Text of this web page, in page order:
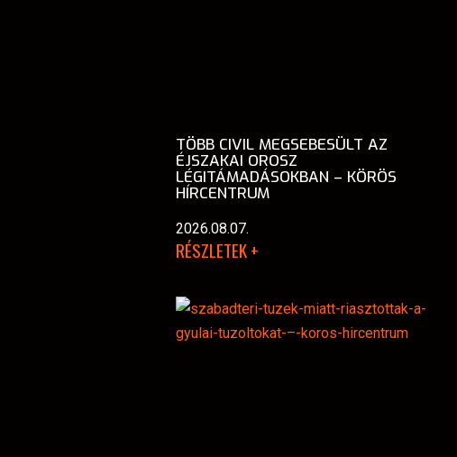
TÖBB CIVIL MEGSEBESÜLT AZ
ÉJSZAKAI OROSZ
LÉGITÁMADÁSOKBAN – KÖRÖS
HÍRCENTRUM
2026.08.07.
RÉSZLETEK +